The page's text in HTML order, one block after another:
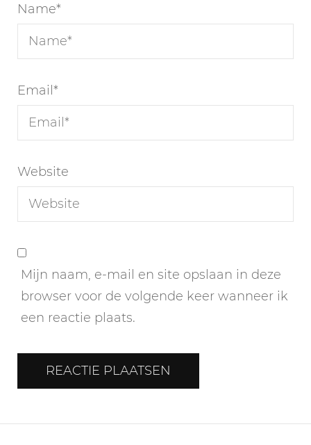
Name*
Email *
Website
Mijn naam, e-mail en site opslaan in deze
browser voor de volgende keer wanneer ik
een reactie plaats.